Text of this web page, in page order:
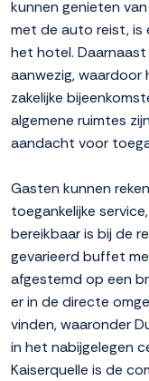
kunnen genieten
met de auto reist, is
het hotel.
aanwezig, waardoor
zakelijke
algemene ruimtes
aandacht voor
Gasten kunnen
toegankelijke
bereikbaar is bij de
gevarieerd buffet
afgestemd op een
er in de directe
vinden, waaronder
in het nabijgelegen
Kaiserquelle is de